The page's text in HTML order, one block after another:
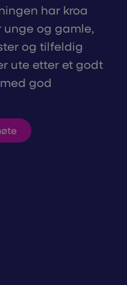
har kroa
og gamle,
og tilfeldig
ute etter et godt
god